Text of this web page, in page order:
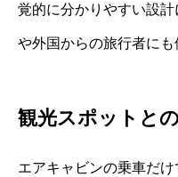
覚的に分かりやすい設
や外国からの旅行者にも
観光スポットと
エアキャビンの乗車だ